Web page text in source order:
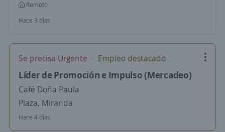
Remoto
Hace 3 días
Se precisa Urgente Empleo destacado
Líder de Promoción e Impulso (Mercadeo)
Café Doña Paula
Plaza, Miranda
Hace 4 días